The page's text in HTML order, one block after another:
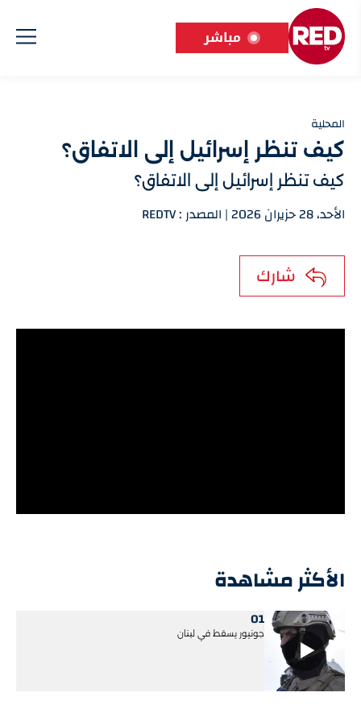
مباشر
المحلية
كيف تنظر إسرائيل إلى الاتفاق؟
كيف تنظر إسرائيل إلى الاتفاق؟
الأحد، 28 حزيران 2026 | المصدر : REDTV
شارك
الأكثر مشاهدة
01
جونيور يسقط في لبنان